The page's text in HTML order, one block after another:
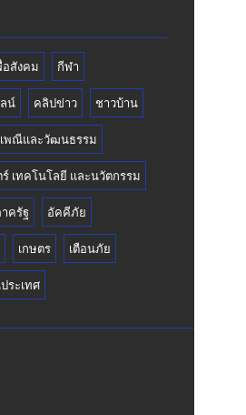
อสังคม กีฬา
น์ คลิปข่าว ชาวบ้าน
พณีและวัฒนธรรม
เทคโนโลยี และนวัตกรรม
ครัฐ อัคคีภัย
เกษตร เตือนภัย
ระเทศ